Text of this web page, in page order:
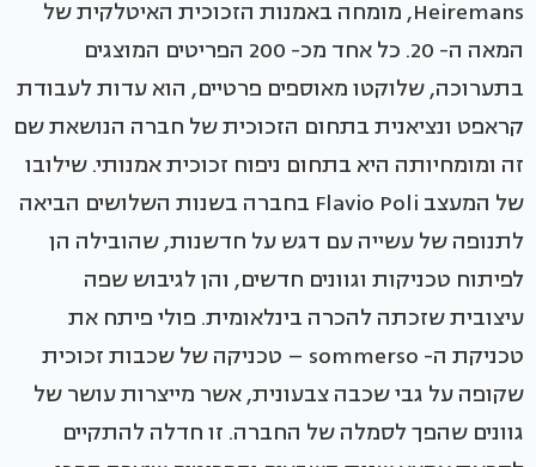
Heiremans, מומחה באמנות הזכוכית האיטלקית של
המאה ה- 20. כל אחד מכ- 200 הפריטים המוצגים
בתערוכה, שלוקטו מאוספים פרטיים, הוא עדות לעבודת
קראפט ונציאנית בתחום הזכוכית של חברה הנושאת שם
זה ומומחיותה היא בתחום ניפוח זכוכית אמנותי. שילובו
של המעצב Flavio Poli בחברה בשנות השלושים הביאה
לתנופה של עשייה עם דגש על חדשנות, שהובילה הן
לפיתוח טכניקות וגוונים חדשים, והן לגיבוש שפה
עיצובית שזכתה להכרה בינלאומית. פולי פיתח את
טכניקת ה- sommerso – טכניקה של שכבות זכוכית
שקופה על גבי שכבה צבעונית, אשר מייצרות עושר של
גוונים שהפך לסמלה של החברה. זו חדלה להתקיים